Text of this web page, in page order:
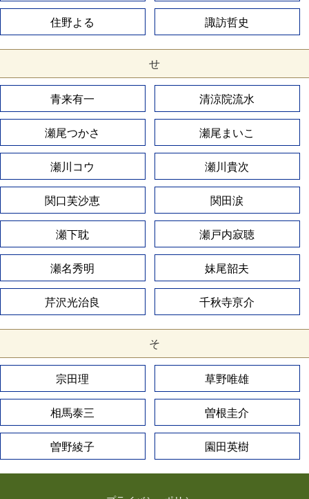
住野よる 諏訪哲史
せ
青来有一 清涼院流水
瀬尾つかさ 瀬尾まいこ
瀬川コウ 瀬川貴次
関口芙沙恵 関田涙
瀬下耽 瀬戸内寂聴
瀬名秀明 妹尾韶夫
芹沢光治良 千秋寺亰介
そ
宗田理 草野唯雄
相馬泰三 曽根圭介
曽野綾子 園田英樹